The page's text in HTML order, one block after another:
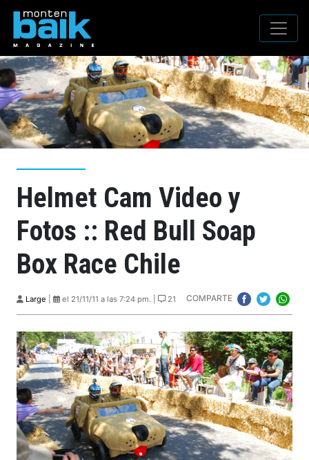
Helmet Cam Video y
Fotos :: Red Bull Soap
Box Race Chile
Large el 21/11/11 a las 7:24 pm. | 21 COMPARTE